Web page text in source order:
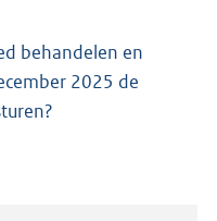
behandelen en
2025 de